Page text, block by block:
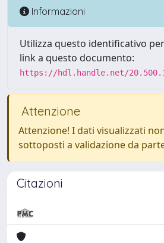
Informazioni
Utilizza questo identificativo
link a questo documento:
https://hdl.handle.net/
Attenzione
Attenzione! I dati visualizzati
sottoposti a validazione da
Citazioni